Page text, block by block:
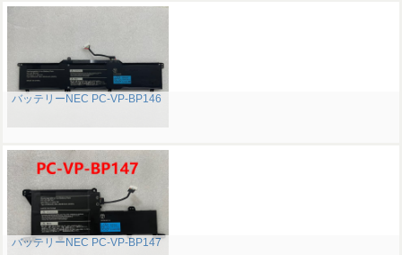
バッテリーNEC PC-VP-BP146
バッテリーNEC PC-VP-BP147